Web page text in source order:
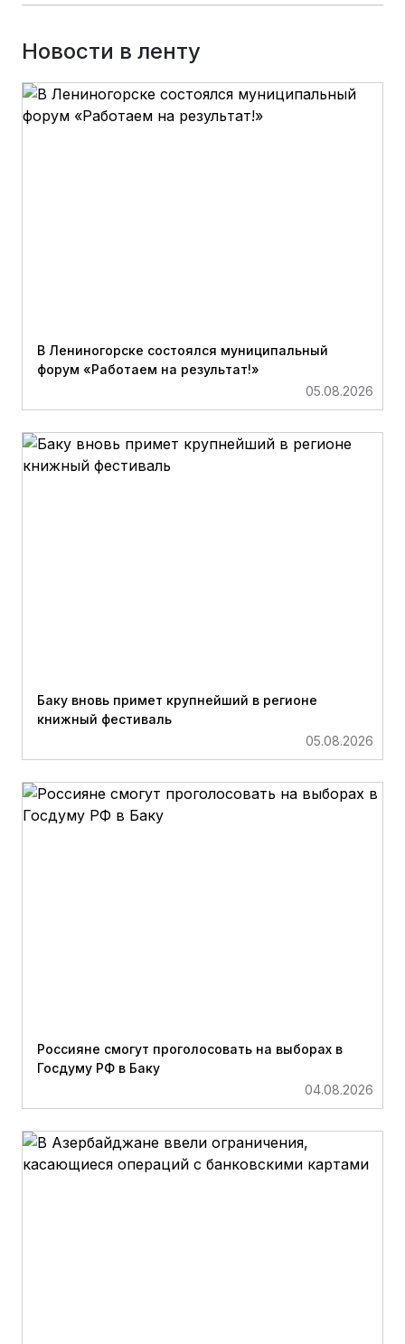
Новости в ленту
В Лениногорске состоялся муниципальный
форум «Работаем на результат!»
05.08.2026
Баку вновь примет крупнейший в регионе
книжный фестиваль
05.08.2026
Россияне смогут проголосовать на выборах в
Госдуму РФ в Баку
04.08.2026